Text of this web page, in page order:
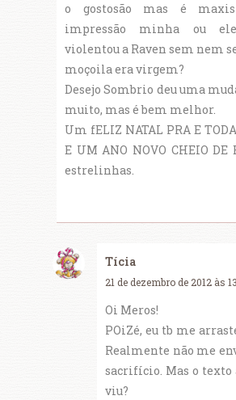
o gostosão mas é
impressão minha ou
violentou a Raven sem nem
moçoila era virgem?
Desejo Sombrio deu uma
muito, mas é bem melhor.
Um fELIZ NATAL PRA E
E UM ANO NOVO CHEIO DE
estrelinhas.
Tícia
21 de dezembro de 2012 às
Oi Meros!
POiZé, eu tb me
Realmente não me
sacrifício. Mas o texto
viu?